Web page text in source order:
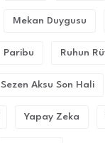
Mekan Duygusu
Paribu Ruhun
Sezen Aksu Son Hali
Yapay Zeka